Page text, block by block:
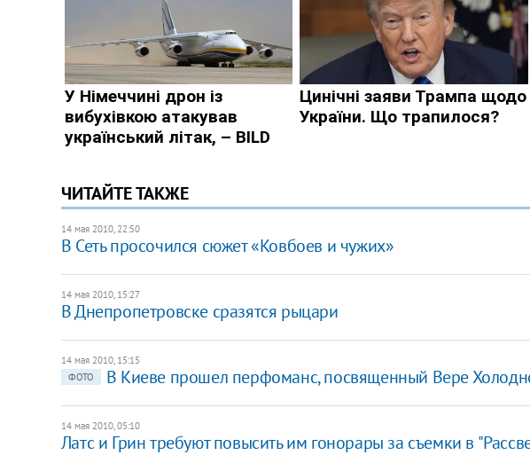
ЧИТАЙТЕ ТАКЖЕ
14 мая 2010, 22:50
В Сеть просочился сюжет «Ковбоев и чужих»
14 мая 2010, 15:27
В Днепропетровске сразятся рыцари
14 мая 2010, 15:15
ФОТО
В Киеве прошел перфоманс, посвященный Вере
14 мая 2010, 05:10
Латс и Грин требуют повысить им гонорары за съемки в